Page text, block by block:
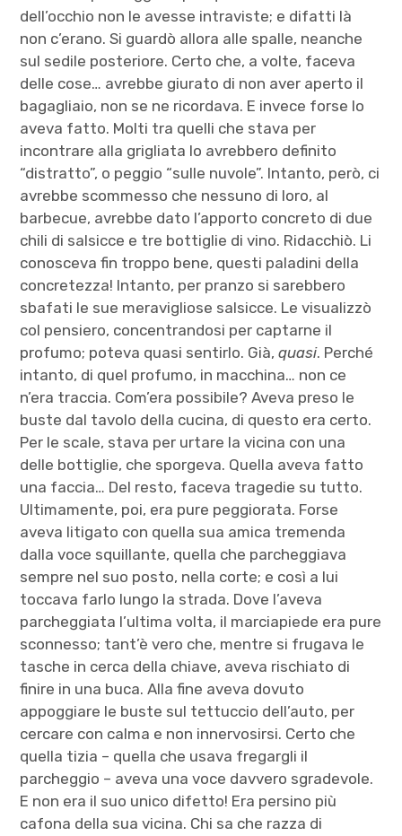
dell’occhio non le avesse intraviste; e difatti là
non c’erano. Si guardò allora alle spalle, neanche
sul sedile posteriore. Certo che, a volte, faceva
delle cose… avrebbe giurato di non aver aperto il
bagagliaio, non se ne ricordava. E invece forse lo
aveva fatto. Molti tra quelli che stava per
incontrare alla grigliata lo avrebbero definito
“distratto”, o peggio “sulle nuvole”. Intanto, però, ci
avrebbe scommesso che nessuno di loro, al
barbecue, avrebbe dato l’apporto concreto di due
chili di salsicce e tre bottiglie di vino. Ridacchiò. Li
conosceva fin troppo bene, questi paladini della
concretezza! Intanto, per pranzo si sarebbero
sbafati le sue meravigliose salsicce. Le visualizzò
col pensiero, concentrandosi per captarne il
profumo; poteva quasi sentirlo. Già,quasi. Perché
intanto, di quel profumo, in macchina… non ce
n’era traccia. Com’era possibile? Aveva preso le
buste dal tavolo della cucina, di questo era certo.
Per le scale, stava per urtare la vicina con una
delle bottiglie, che sporgeva. Quella aveva fatto
una faccia… Del resto, faceva tragedie su tutto.
Ultimamente, poi, era pure peggiorata. Forse
aveva litigato con quella sua amica tremenda
dalla voce squillante, quella che parcheggiava
sempre nel suo posto, nella corte; e così a lui
toccava farlo lungo la strada. Dove l’aveva
parcheggiata l’ultima volta, il marciapiede era pure
sconnesso; tant’è vero che, mentre si frugava le
tasche in cerca della chiave, aveva rischiato di
finire in una buca. Alla fine aveva dovuto
appoggiare le buste sul tettuccio dell’auto, per
cercare con calma e non innervosirsi. Certo che
quella tizia – quella che usava fregargli il
parcheggio – aveva una voce davvero sgradevole.
E non era il suo unico difetto! Era persino più
cafona della sua vicina. Chi sa che razza di